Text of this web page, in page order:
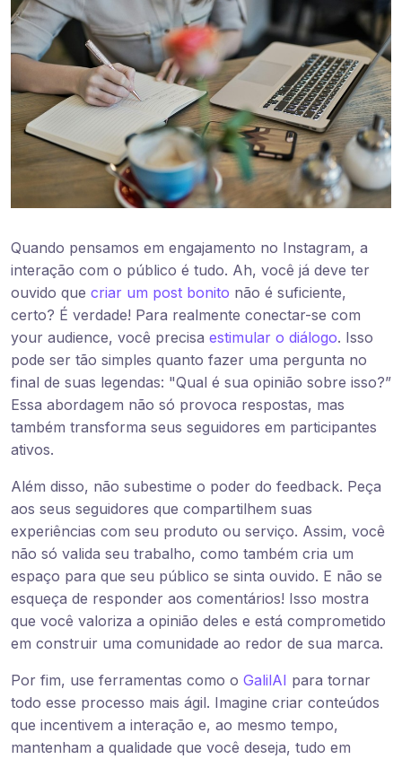
Quando pensamos em engajamento no Instagram, a
interação com o público é tudo. Ah, você já deve ter
ouvido que criar um post bonito não é suficiente,
certo? É verdade! Para realmente conectar-se com
your audience, você precisa estimular o diálogo. Isso
pode ser tão simples quanto fazer uma pergunta no
final de suas legendas: "Qual é sua opinião sobre isso?”
Essa abordagem não só provoca respostas, mas
também transforma seus seguidores em participantes
ativos.
Além disso, não subestime o poder do feedback. Peça
aos seus seguidores que compartilhem suas
experiências com seu produto ou serviço. Assim, você
não só valida seu trabalho, como também cria um
espaço para que seu público se sinta ouvido. E não se
esqueça de responder aos comentários! Isso mostra
que você valoriza a opinião deles e está comprometido
em construir uma comunidade ao redor de sua marca.
Por fim, use ferramentas como o GalilAI para tornar
todo esse processo mais ágil. Imagine criar conteúdos
que incentivem a interação e, ao mesmo tempo,
mantenham a qualidade que você deseja, tudo em